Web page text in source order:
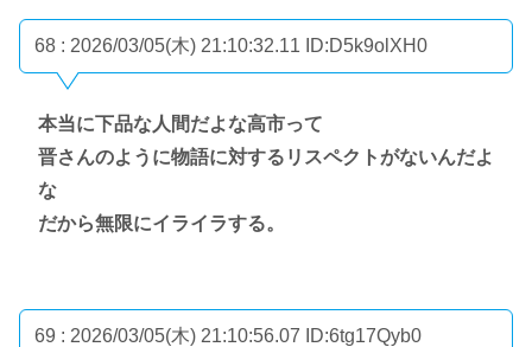
68 : 2026/03/05(木) 21:10:32.11 ID:D5k9olXH0
本当に下品な人間だよな高市って
晋さんのように物語に対するリスペクトがないんだよ
な
だから無限にイライラする。
69 : 2026/03/05(木) 21:10:56.07 ID:6tg17Qyb0